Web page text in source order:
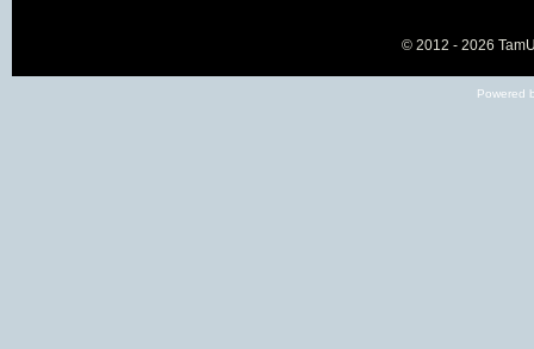
© 2012 - 2026
Powered